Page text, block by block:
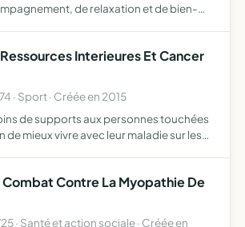
de relaxation et de bien-
Interieures Et Cancer
· Sport · Créée en 2015
de supports aux personnes touchées
de mieux vivre avec leur maladie sur les
Combat Contre La Myopathie De
· Santé et action sociale · Créée en